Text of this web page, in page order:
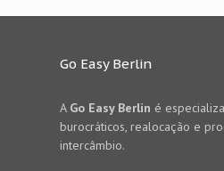
Go Easy Berlin
A Go Easy Berlin é
burocráticos, realocação e
intercâmbio.